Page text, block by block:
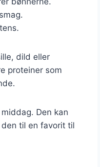
dild eller
proteiner som
Den kan
til en favorit til